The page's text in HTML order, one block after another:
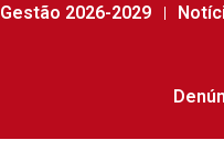
Gestão 2026-2029